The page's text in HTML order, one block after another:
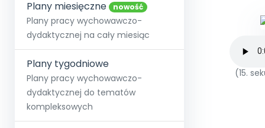
Społeczność
+48 12 631 04 10
kontakt@blizejprzedszkola.pl
O miesięczniku
Strona główna
O Akademii
Akademia
Poznaj pakiet MAX
Testuj przez 7 dni
E-
Pełen
Wszystkie projekty
Skontaktuj się
Dodaj wpis
Plany miesięczne nowość
Plany pracy wychowawczo-
dydaktycznej na cały miesiąc
Plany tygodniowe
Plany pracy wychowawczo-
dydaktycznej do tematów
kompleksowych
(15.